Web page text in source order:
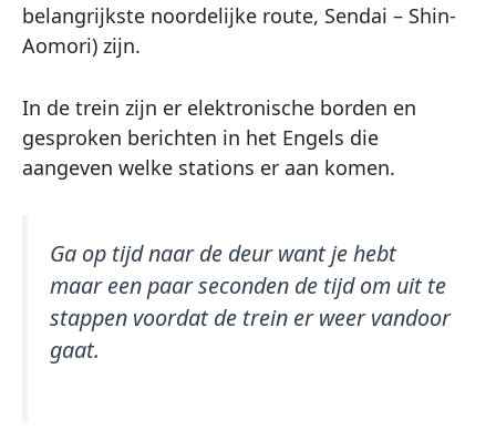
belangrijkste noordelijke route, Sendai – Shin-
Aomori) zijn.
In de trein zijn er elektronische borden en
gesproken berichten in het Engels die
aangeven welke stations er aan komen.
Ga op tijd naar de deur want je hebt
maar een paar seconden de tijd om uit te
stappen voordat de trein er weer vandoor
gaat.